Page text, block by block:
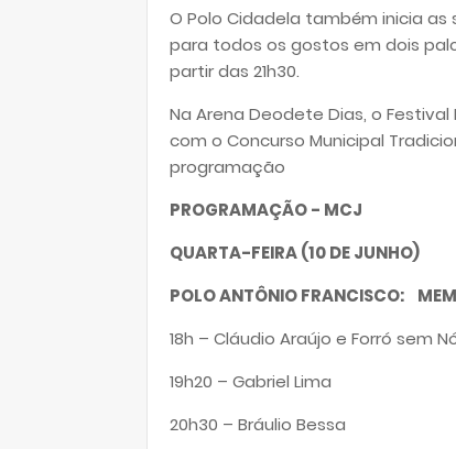
O Polo Cidadela também inicia
para todos os gostos em dois
partir das 21h30.
Na Arena Deodete Dias, o
com o Concurso Municipal
programação
PROGRAMAÇÃO - MCJ
QUARTA-FEIRA (10 DE JUNHO)
POLO ANTÔNIO FRANCISCO:
18h – Cláudio Araújo e Forró sem
19h20 – Gabriel Lima
20h30 – Bráulio Bessa